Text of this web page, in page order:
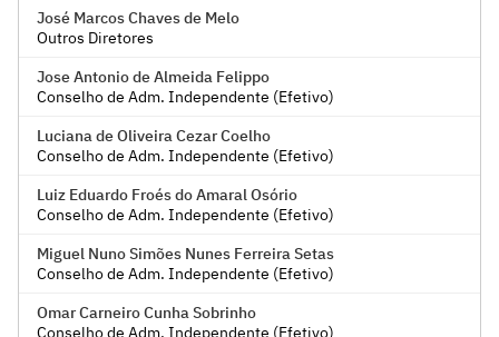
José Marcos Chaves de Melo
Outros Diretores
Jose Antonio de Almeida Felippo
Conselho de Adm. Independente (Efetivo)
Luciana de Oliveira Cezar Coelho
Conselho de Adm. Independente (Efetivo)
Luiz Eduardo Froés do Amaral Osório
Conselho de Adm. Independente (Efetivo)
Miguel Nuno Simões Nunes Ferreira Setas
Conselho de Adm. Independente (Efetivo)
Omar Carneiro Cunha Sobrinho
Conselho de Adm. Independente (Efetivo)